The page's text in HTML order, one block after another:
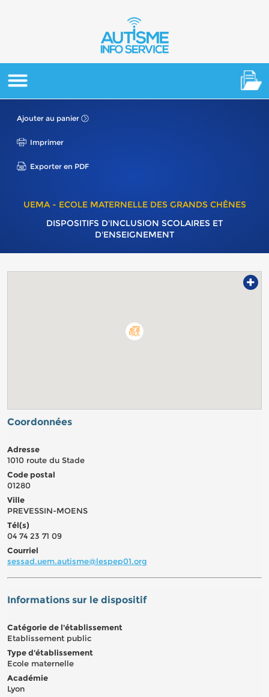
Ajouter au panier
Imprimer
Exporter en PDF
UEMA - ECOLE MATERNELLE DES GRANDS CHÊNES
DISPOSITIFS D'INCLUSION SCOLAIRES ET
D'ENSEIGNEMENT
+
Coordonnées
Adresse
1010 route du Stade
Code postal
01280
Ville
PREVESSIN-MOENS
Tél(s)
04 74 23 71 09
Courriel
sessad.uem.autisme@lespep01.org
Informations sur le dispositif
Catégorie de l'établissement
Etablissement public
Type d'établissement
Ecole maternelle
Académie
Lyon